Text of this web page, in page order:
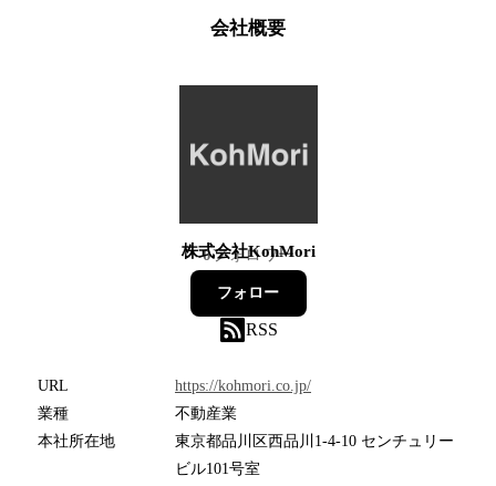
会社概要
株式会社KohMori
0フォロワー
フォロー
RSS
URL
https://kohmori.co.jp/
業種
不動産業
本社所在地
東京都品川区西品川1-4-10 センチュリー
ビル101号室